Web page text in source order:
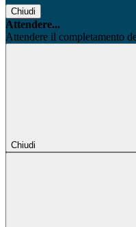
Chiudi
Attendere...
Attendere il completamento
Chiudi